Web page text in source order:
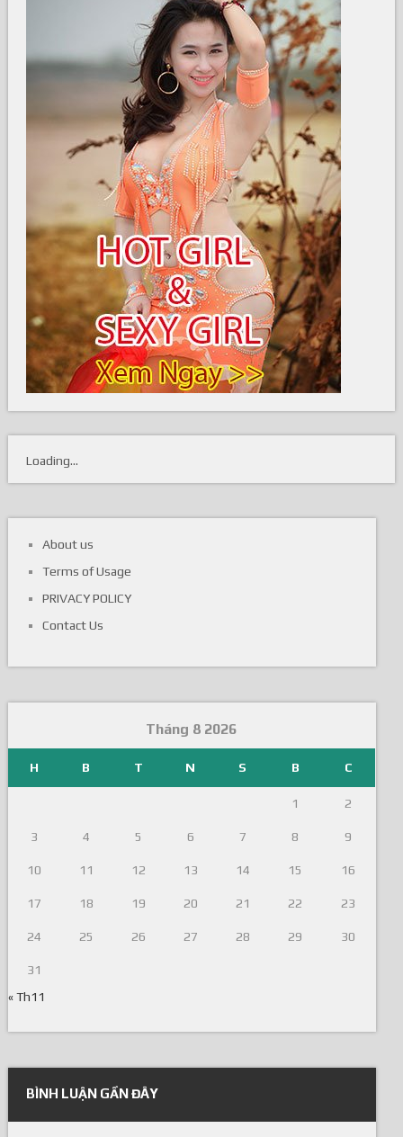
Loading...
About us
Terms of Usage
PRIVACY POLICY
Contact Us
Tháng 8 2026
H B T N S B C
1 2
3 4 5 6 7 8 9
10 11 12 13 14 15 16
17 18 19 20 21 22 23
24 25 26 27 28 29 30
31
« Th11
BÌNH LUẬN GẦN ĐÂY